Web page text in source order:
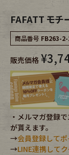
レデ
Tops
Outer
Fafatt
FAFATT モチ
商品番号 FB263-
販売価格 ¥
・メルマガ登録
が貰えます。
→会員登録して
→LINE連携して